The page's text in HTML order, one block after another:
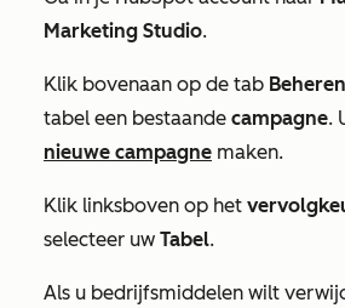
Marketing Studio.
Klik bovenaan op de tab Beheren
tabel een bestaande campagne.
nieuwe campagne maken.
Klik linksboven op het
selecteer uw Tabel.
Als u bedrijfsmiddelen wilt